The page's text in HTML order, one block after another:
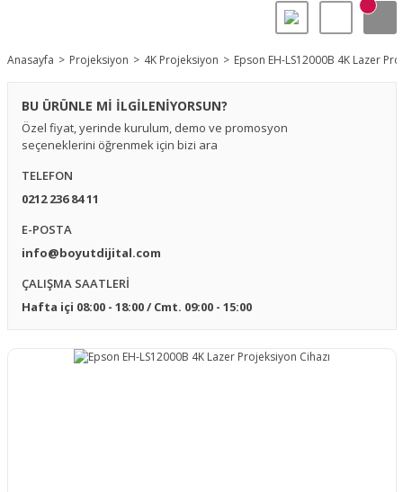
Anasayfa Projeksiyon 4K Projeksiyon Epson EH-LS12000B 4K Lazer
BU ÜRÜNLE Mİ İLGİLENİYORSUN?
Özel fiyat, yerinde kurulum, demo ve promosyon
seçeneklerini öğrenmek için bizi ara
TELEFON
0212 236 84 11
E-POSTA
info@boyutdijital.com
ÇALIŞMA SAATLERİ
Hafta içi 08:00 - 18:00 / Cmt. 09:00 - 15:00